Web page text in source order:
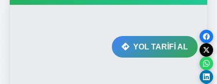
YOL TARİFİ AL